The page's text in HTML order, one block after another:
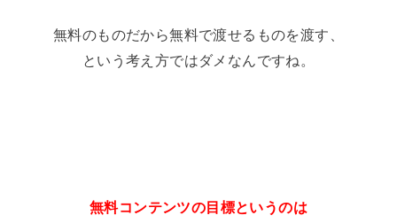
無料のものだから無料で渡せるものを渡す、
という考え方ではダメなんですね。
無料コンテンツの目標というのは